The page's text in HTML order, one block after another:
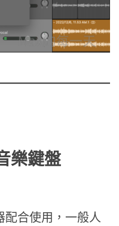
樂鍵盤
合使用，一般人